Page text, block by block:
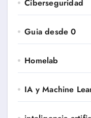
Ciberseguridad
Guia desde 0
Homelab
IA y Machine